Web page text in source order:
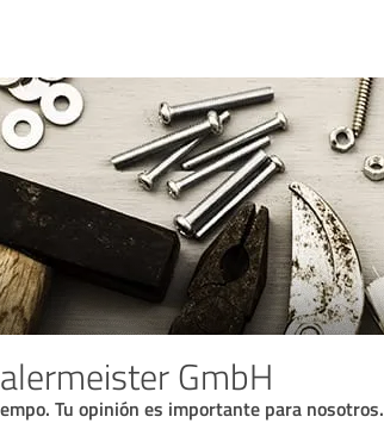
GmbH
Tu opinión es importante para nosotros.